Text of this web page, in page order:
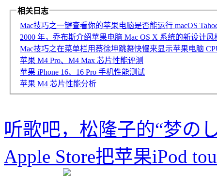
相关日志
Mac技巧之一键查看你的苹果电脑是否能运行 macOS
2000 年，乔布斯介绍苹果电脑 Mac OS X 系统的新设计风
Mac技巧之在菜单栏用蔡徐坤跳舞快慢来显示苹果电脑
苹果 M4 Pro、M4 Max 芯片性能评测
苹果 iPhone 16、16 Pro 手机性能测试
苹果 M4 芯片性能分析
听歌吧，松隆子的“梦の
Apple Store把苹果iPod